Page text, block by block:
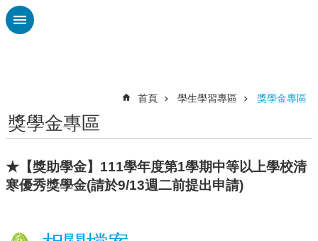
跳到主要內容區塊
校
布
告
欄
林
首頁 學生學習專區 獎學金專區
獎學金專區
★【獎助學金】111學年度第1學期中等以上學校清
寒優秀獎學金(請於9/13週二前提出申請)